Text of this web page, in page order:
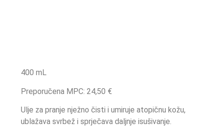
400 mL
Preporučena MPC: 24,50 €
Ulje za pranje nježno čisti i umiruje atopičnu kožu,
ublažava svrbež i sprječava daljnje isušivanje.